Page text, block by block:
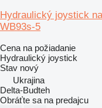
Hydraulický joystick
WB93s-5
Cena na požiadanie
Hydraulický joystick
Stav nový
Ukrajina
Delta-Budteh
Obráťte sa na predajcu